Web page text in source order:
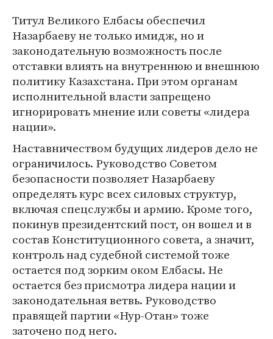
Титул Великого Елбасы обеспечил
Назарбаеву не только имидж, но и
законодательную возможность после
отставки влиять на внутреннюю и внешнюю
политику Казахстана. При этом органам
исполнительной власти запрещено
игнорировать мнение или советы «лидера
нации».
Наставничеством будущих лидеров дело не
ограничилось. Руководство Советом
безопасности позволяет Назарбаеву
определять курс всех силовых структур,
включая спецслужбы и армию. Кроме того,
покинув президентский пост, он вошел и в
состав Конституционного совета, а значит,
контроль над судебной системой тоже
остается под зорким оком Елбасы. Не
остается без присмотра лидера нации и
законодательная ветвь. Руководство
правящей партии «Нур-Отан» тоже
заточено под него.